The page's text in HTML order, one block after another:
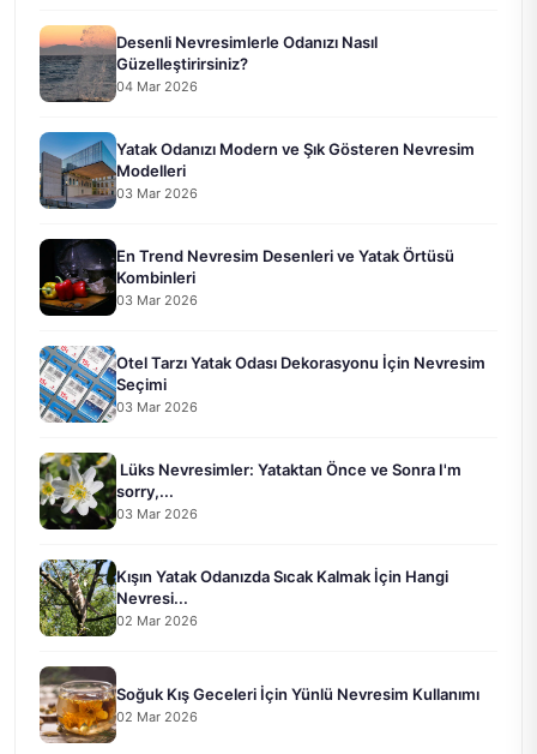
Desenli Nevresimlerle Odanızı Nasıl
Güzelleştirirsiniz?
04 Mar 2026
Yatak Odanızı Modern ve Şık Gösteren Nevresim
Modelleri
03 Mar 2026
En Trend Nevresim Desenleri ve Yatak Örtüsü
Kombinleri
03 Mar 2026
Otel Tarzı Yatak Odası Dekorasyonu İçin Nevresim
Seçimi
03 Mar 2026
Lüks Nevresimler: Yataktan Önce ve Sonra I'm
sorry,...
03 Mar 2026
Kışın Yatak Odanızda Sıcak Kalmak İçin Hangi
Nevresi...
02 Mar 2026
Soğuk Kış Geceleri İçin Yünlü Nevresim Kullanımı
02 Mar 2026